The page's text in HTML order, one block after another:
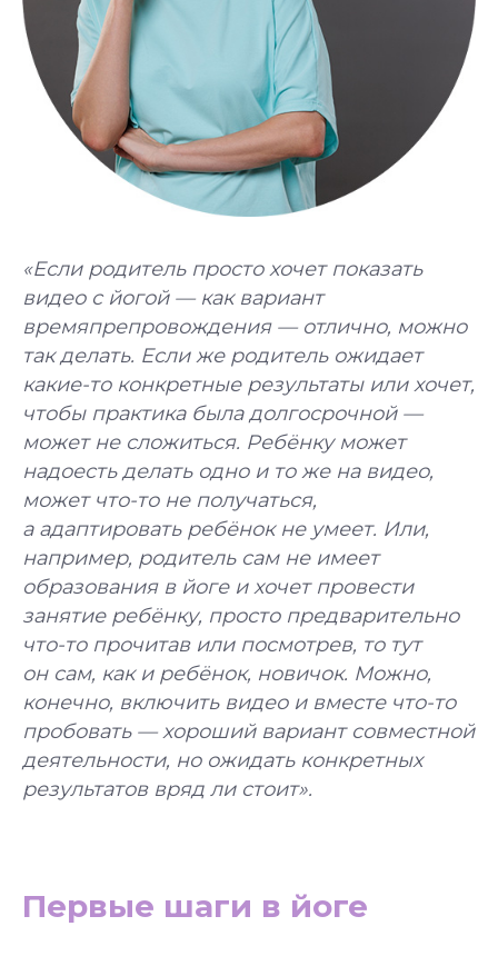
«Если родитель просто хочет показать
видео с йогой — как вариант
времяпрепровождения — отлично, можно
так делать. Если же родитель ожидает
какие-то конкретные результаты или хочет,
чтобы практика была долгосрочной —
может не сложиться. Ребёнку может
надоесть делать одно и то же на видео,
может что-то не получаться,
а адаптировать ребёнок не умеет. Или,
например, родитель сам не имеет
образования в йоге и хочет провести
занятие ребёнку, просто предварительно
что-то прочитав или посмотрев, то тут
он сам, как и ребёнок, новичок. Можно,
конечно, включить видео и вместе что-то
пробовать — хороший вариант совместной
деятельности, но ожидать конкретных
результатов вряд ли стоит».
Первые шаги в йоге